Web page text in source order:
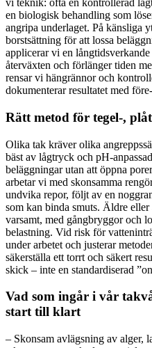
vi teknik: ofta en kontrollerad
en biologisk behandling som
angripa underlaget. På känsliga
borstsättning för att lossa
applicerar vi en
återväxten och förlänger tiden
rensar vi hängrännor och
dokumenterar resultatet med
Rätt metod för tegel-,
Olika tak kräver olika
bäst av lågtryck och pH-
beläggningar utan att öppna
arbetar vi med skonsamma
undvika repor, följt av en
som kan binda smuts. Äldre
varsamt, med gångbryggor och
belastning. Vid risk för
under arbetet och justerar
säkerställa ett torrt och säkert
skick – inte en standardiserad
Vad som ingår i vår
start till klart
– Skonsam avlägsning av alger,